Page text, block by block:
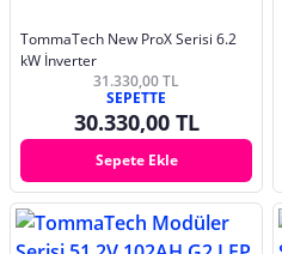
TommaTech New ProX Serisi 6.2
kW İnverter
31.330,00 TL
SEPETTE
30.330,00 TL
Sepete Ekle